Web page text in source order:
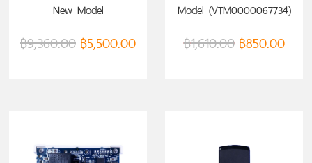
New Model
฿9,360.00 ฿5,500.00
Model (VTM0000067734)
฿1,610.00 ฿850.00